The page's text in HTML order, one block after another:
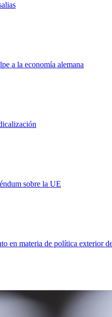
a la economía alemana
sobre la UE
en materia de política exterior